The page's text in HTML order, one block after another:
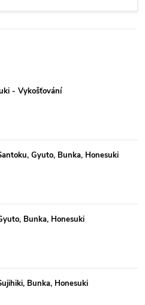
- Vykošťování
Gyuto, Bunka, Honesuki
Bunka, Honesuki
Bunka, Honesuki